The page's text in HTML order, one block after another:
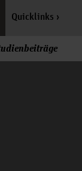
Quicklinks